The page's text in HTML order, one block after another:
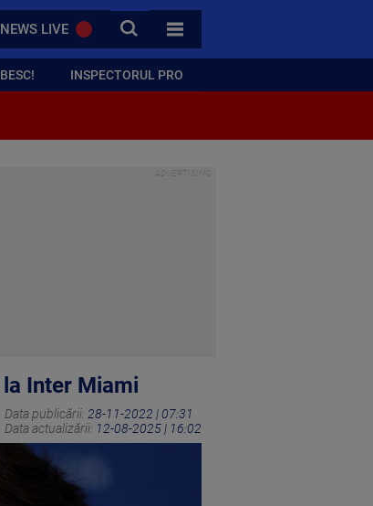
LIVE CAUTA
TOATE CATEGORIILE
INSPECTORUL PRO
Inter Miami
Data publicării: 28-11-2022 | 07:31
Data actualizării: 12-08-2025 | 16:02